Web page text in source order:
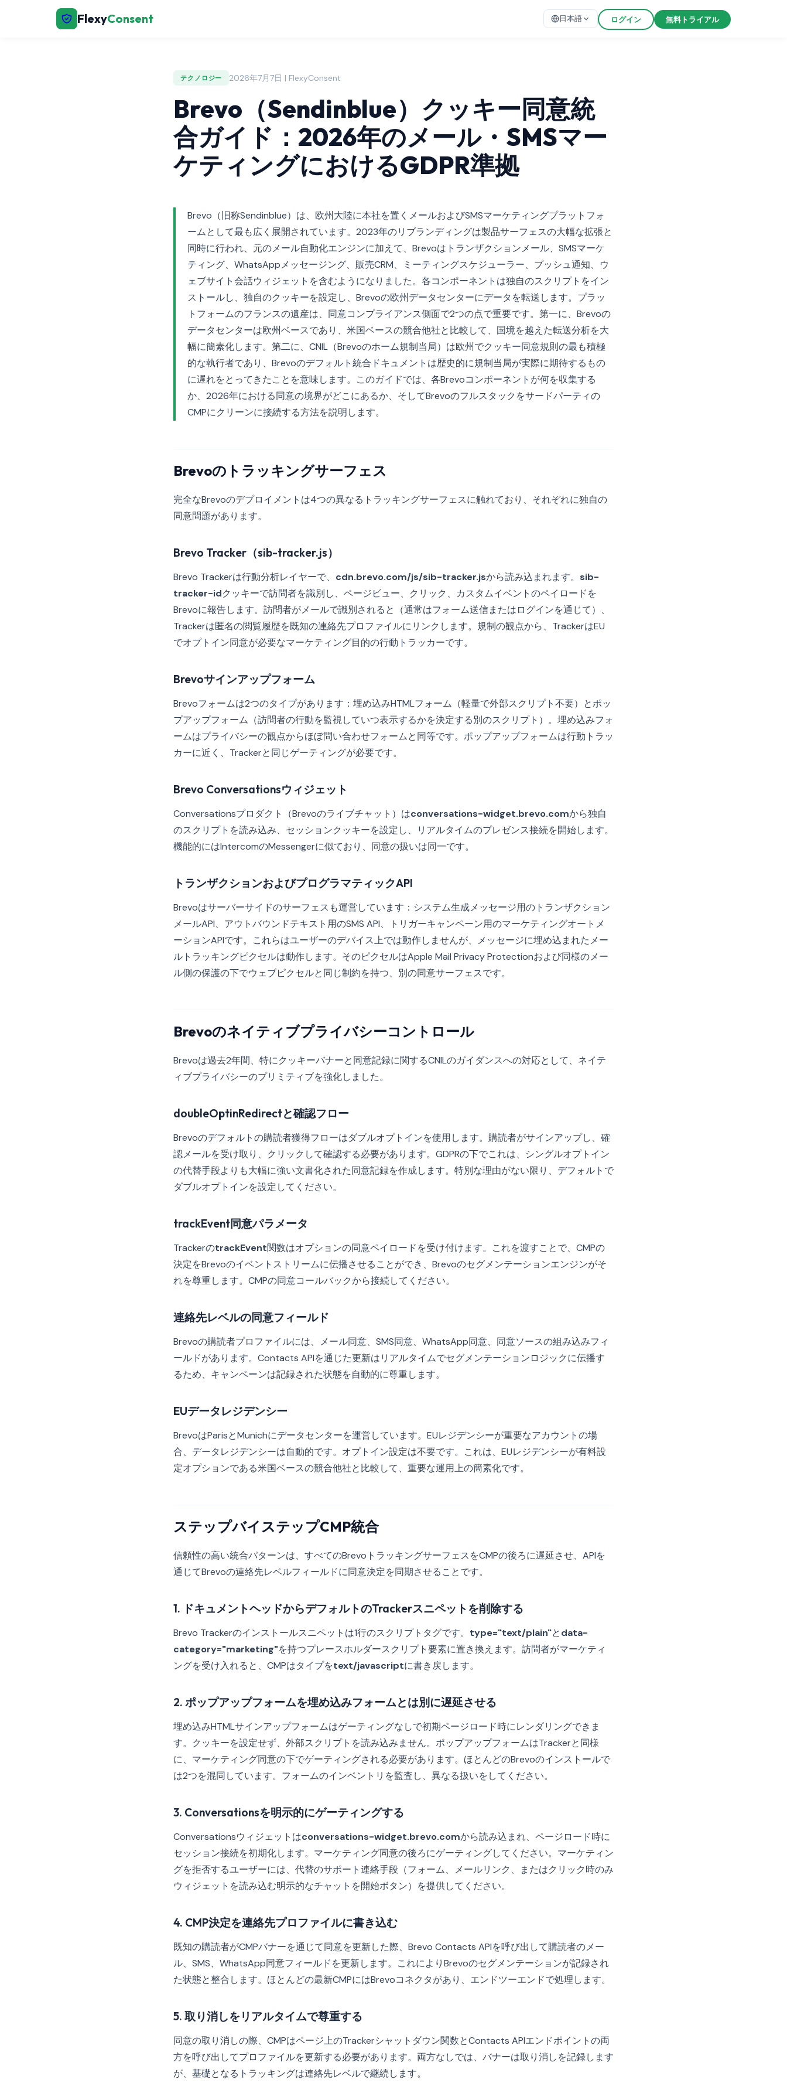
FlexyConsent 日本語 ログイン 無料トライアル
テクノロジー 2026年7月7日 | FlexyConsent
Brevo（Sendinblue）クッキー同意統
合ガイド：2026年のメール・SMSマー
ケティングにおけるGDPR準拠
Brevo（旧称Sendinblue）は、欧州大陸に本社を置くメールおよびSMSマーケティングプラットフォ
ームとして最も広く展開されています。2023年のリブランディングは製品サーフェスの大幅な拡張と
同時に行われ、元のメール自動化エンジンに加えて、Brevoはトランザクションメール、SMSマーケ
ティング、WhatsAppメッセージング、販売CRM、ミーティングスケジューラー、プッシュ通知、ウ
ェブサイト会話ウィジェットを含むようになりました。各コンポーネントは独自のスクリプトをイン
ストールし、独自のクッキーを設定し、Brevoの欧州データセンターにデータを転送します。プラッ
トフォームのフランスの遺産は、同意コンプライアンス側面で2つの点で重要です。第一に、Brevoの
データセンターは欧州ベースであり、米国ベースの競合他社と比較して、国境を越えた転送分析を大
幅に簡素化します。第二に、CNIL（Brevoのホーム規制当局）は欧州でクッキー同意規則の最も積極
的な執行者であり、Brevoのデフォルト統合ドキュメントは歴史的に規制当局が実際に期待するもの
に遅れをとってきたことを意味します。このガイドでは、各Brevoコンポーネントが何を収集する
か、2026年における同意の境界がどこにあるか、そしてBrevoのフルスタックをサードパーティの
CMPにクリーンに接続する方法を説明します。
Brevoのトラッキングサーフェス
完全なBrevoのデプロイメントは4つの異なるトラッキングサーフェスに触れており、それぞれに独自の
同意問題があります。
Brevo Tracker（sib-tracker.js）
Brevo Trackerは行動分析レイヤーで、 cdn.brevo.com/js/sib-tracker.jsから読み込まれます。 sib-
tracker-idクッキーで訪問者を識別し、ページビュー、クリック、カスタムイベントのペイロードを
Brevoに報告します。訪問者がメールで識別されると（通常はフォーム送信またはログインを通じて）、
Trackerは匿名の閲覧履歴を既知の連絡先プロファイルにリンクします。規制の観点から、TrackerはEU
でオプトイン同意が必要なマーケティング目的の行動トラッカーです。
Brevoサインアップフォーム
Brevoフォームは2つのタイプがあります：埋め込みHTMLフォーム（軽量で外部スクリプト不要）とポッ
プアップフォーム（訪問者の行動を監視していつ表示するかを決定する別のスクリプト）。埋め込みフォ
ームはプライバシーの観点からほぼ問い合わせフォームと同等です。ポップアップフォームは行動トラッ
カーに近く、Trackerと同じゲーティングが必要です。
Brevo Conversationsウィジェット
Conversationsプロダクト（Brevoのライブチャット）はconversations-widget.brevo.comから独自
のスクリプトを読み込み、セッションクッキーを設定し、リアルタイムのプレゼンス接続を開始します。
機能的にはIntercomのMessengerに似ており、同意の扱いは同一です。
トランザクションおよびプログラマティックAPI
Brevoはサーバーサイドのサーフェスも運営しています：システム生成メッセージ用のトランザクション
メールAPI、アウトバウンドテキスト用のSMS API、トリガーキャンペーン用のマーケティングオートメ
ーションAPIです。これらはユーザーのデバイス上では動作しませんが、メッセージに埋め込まれたメー
ルトラッキングピクセルは動作します。そのピクセルはApple Mail Privacy Protectionおよび同様のメー
ル側の保護の下でウェブピクセルと同じ制約を持つ、別の同意サーフェスです。
Brevoのネイティブプライバシーコントロール
Brevoは過去2年間、特にクッキーバナーと同意記録に関するCNILのガイダンスへの対応として、ネイテ
ィブプライバシーのプリミティブを強化しました。
doubleOptinRedirectと確認フロー
Brevoのデフォルトの購読者獲得フローはダブルオプトインを使用します。購読者がサインアップし、確
認メールを受け取り、クリックして確認する必要があります。GDPRの下でこれは、シングルオプトイン
の代替手段よりも大幅に強い文書化された同意記録を作成します。特別な理由がない限り、デフォルトで
ダブルオプトインを設定してください。
trackEvent同意パラメータ
TrackerのtrackEvent関数はオプションの同意ペイロードを受け付けます。これを渡すことで、CMPの
決定をBrevoのイベントストリームに伝播させることができ、Brevoのセグメンテーションエンジンがそ
れを尊重します。CMPの同意コールバックから接続してください。
連絡先レベルの同意フィールド
Brevoの購読者プロファイルには、メール同意、SMS同意、WhatsApp同意、同意ソースの組み込みフィ
ールドがあります。Contacts APIを通じた更新はリアルタイムでセグメンテーションロジックに伝播す
るため、キャンペーンは記録された状態を自動的に尊重します。
EUデータレジデンシー
BrevoはParisとMunichにデータセンターを運営しています。EUレジデンシーが重要なアカウントの場
合、データレジデンシーは自動的です。オプトイン設定は不要です。これは、EUレジデンシーが有料設
定オプションである米国ベースの競合他社と比較して、重要な運用上の簡素化です。
ステップバイステップCMP統合
信頼性の高い統合パターンは、すべてのBrevoトラッキングサーフェスをCMPの後ろに遅延させ、APIを
通じてBrevoの連絡先レベルフィールドに同意決定を同期させることです。
1. ドキュメントヘッドからデフォルトのTrackerスニペットを削除する
Brevo Trackerのインストールスニペットは1行のスクリプトタグです。 type="text/plain"とdata-
category="marketing"を持つプレースホルダースクリプト要素に置き換えます。訪問者がマーケティ
ングを受け入れると、CMPはタイプをtext/javascriptに書き戻します。
2. ポップアップフォームを埋め込みフォームとは別に遅延させる
埋め込みHTMLサインアップフォームはゲーティングなしで初期ページロード時にレンダリングできま
す。クッキーを設定せず、外部スクリプトを読み込みません。ポップアップフォームはTrackerと同様
に、マーケティング同意の下でゲーティングされる必要があります。ほとんどのBrevoのインストールで
は2つを混同しています。フォームのインベントリを監査し、異なる扱いをしてください。
3. Conversationsを明示的にゲーティングする
Conversationsウィジェットはconversations-widget.brevo.comから読み込まれ、ページロード時に
セッション接続を初期化します。マーケティング同意の後ろにゲーティングしてください。マーケティン
グを拒否するユーザーには、代替のサポート連絡手段（フォーム、メールリンク、またはクリック時のみ
ウィジェットを読み込む明示的なチャットを開始ボタン）を提供してください。
4. CMP決定を連絡先プロファイルに書き込む
既知の購読者がCMPバナーを通じて同意を更新した際、Brevo Contacts APIを呼び出して購読者のメー
ル、SMS、WhatsApp同意フィールドを更新します。これによりBrevoのセグメンテーションが記録され
た状態と整合します。ほとんどの最新CMPにはBrevoコネクタがあり、エンドツーエンドで処理します。
5. 取り消しをリアルタイムで尊重する
同意の取り消しの際、CMPはページ上のTrackerシャットダウン関数とContacts APIエンドポイントの両
方を呼び出してプロファイルを更新する必要があります。両方なしでは、バナーは取り消しを記録します
が、基礎となるトラッキングは連絡先レベルで継続します。